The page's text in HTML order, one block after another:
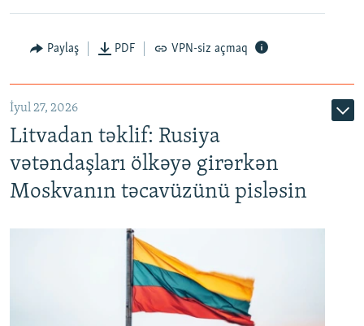
Paylaş PDF VPN-siz açmaq
İyul 27, 2026
Litvadan təklif: Rusiya
vətəndaşları ölkəyə girərkən
Moskvanın təcavüzünü pisləsin